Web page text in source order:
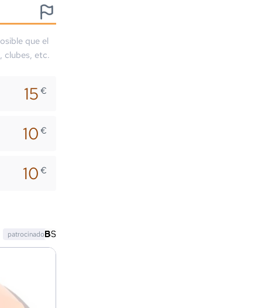
que el
clubes, etc.
15€
10€
10€
patrocinado